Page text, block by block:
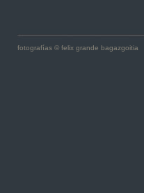
fotografías © felix grande bagazgoitia